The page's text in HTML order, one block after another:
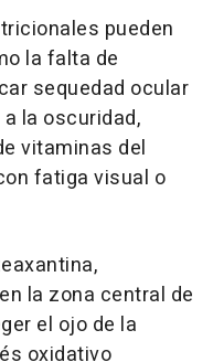
pueden
la falta de
sequedad ocular
la oscuridad,
vitaminas del
fatiga visual o
la zona central de
el ojo de la
oxidativo